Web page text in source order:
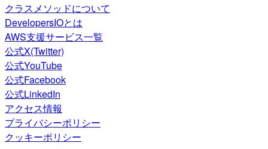
クラスメソッドについて
DevelopersIOとは
AWS支援サービス一覧
公式X(Twitter)
公式YouTube
公式Facebook
公式LinkedIn
アクセス情報
プライバシーポリシー
クッキーポリシー